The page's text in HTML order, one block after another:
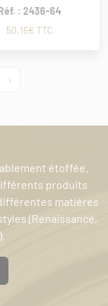
: 2436-64
50.16€ TTC
›
étoffée.
produits
matières
(Renaissance,